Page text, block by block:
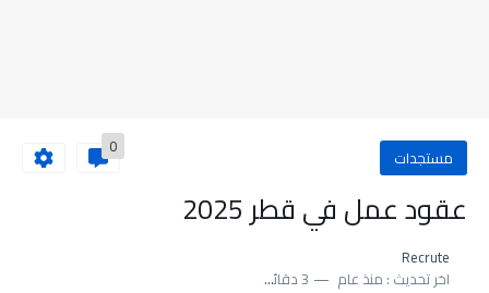
مستجدات 0
عقود عمل في قطر 2025
Recrute
اخر تحديث : منذ عام 3 دقائق للقراءة